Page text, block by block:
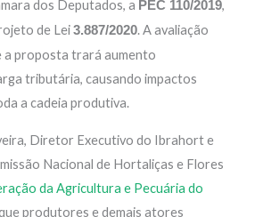
dos Deputados, a PEC 110/2019,
de Lei3.887/2020. A avaliação
a proposta trará aumento
tributária, causando impactos
a cadeia produtiva.
Diretor Executivo do Ibrahort e
Nacional de Hortaliças e Flores
da Agricultura e Pecuária do
produtores e demais atores